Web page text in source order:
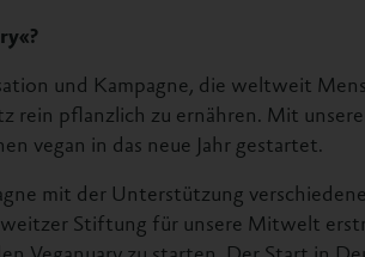
und Kampagne, die weltweit
rein pflanzlich zu ernähren. Mit
vegan in das neue Jahr gestartet.
mit der Unterstützung verschiedener
Stiftung für unsere Mitwelt
Veganuary zu starten. Der Start in